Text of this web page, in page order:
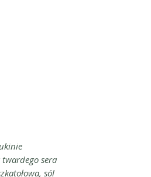
twardego sera
sól